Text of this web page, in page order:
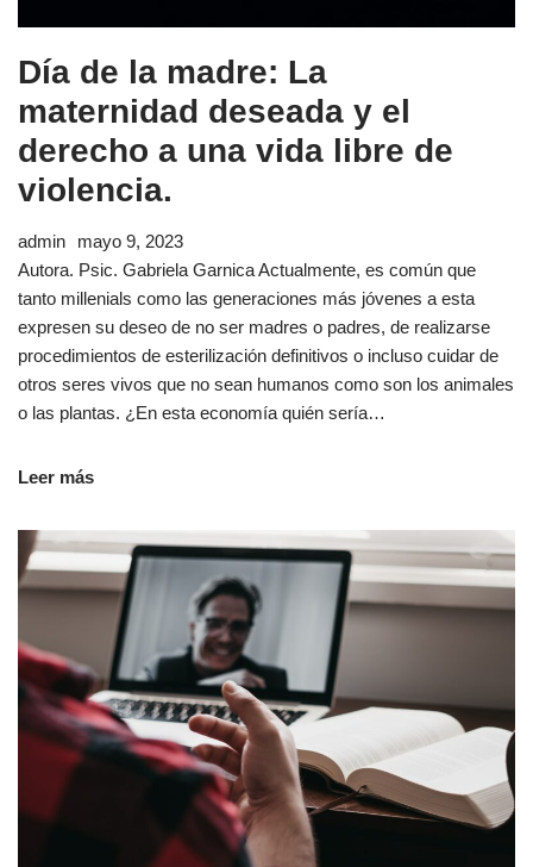
Día de la madre: La
maternidad deseada y el
derecho a una vida libre de
violencia.
admin
mayo 9, 2023
Autora. Psic. Gabriela Garnica Actualmente, es común que
tanto millenials como las generaciones más jóvenes a esta
expresen su deseo de no ser madres o padres, de realizarse
procedimientos de esterilización definitivos o incluso cuidar de
otros seres vivos que no sean humanos como son los animales
o las plantas. ¿En esta economía quién sería…
Leer más